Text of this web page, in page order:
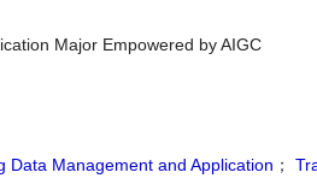
Major Empowered by AIGC
Data Management and Application ；